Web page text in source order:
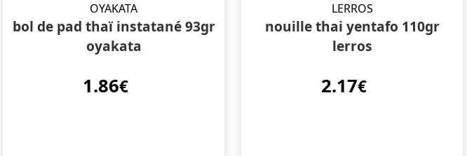
bol de pad thaï instatané 93gr
oyakata
1.86€
nouille thai yentafo 110gr
lerros
2.17€